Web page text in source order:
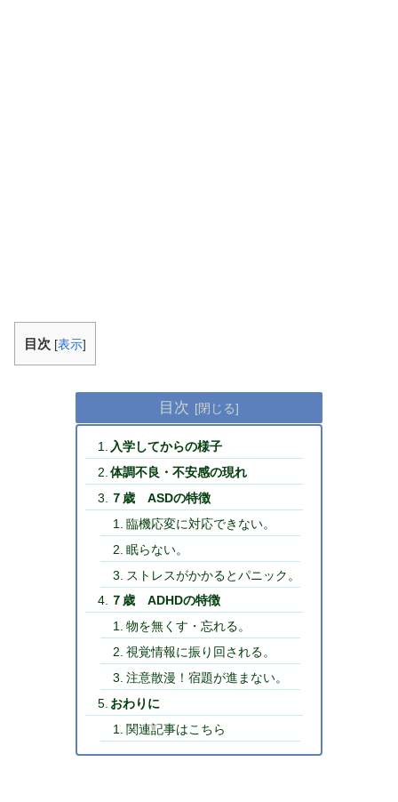
目次 [表示]
目次
入学してからの様子
体調不良・不安感の現れ
７歳 ASDの特徴
臨機応変に対応できない。
眠らない。
ストレスがかかるとパニック。
７歳 ADHDの特徴
物を無くす・忘れる。
視覚情報に振り回される。
注意散漫！宿題が進まない。
おわりに
関連記事はこちら